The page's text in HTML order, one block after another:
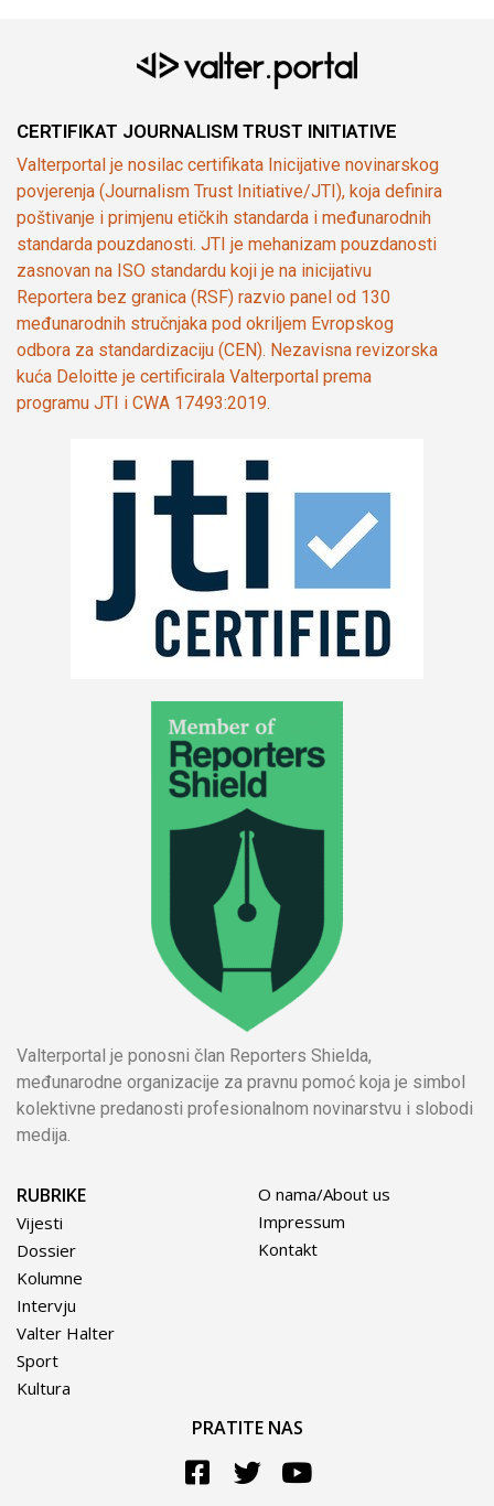
CERTIFIKAT JOURNALISM TRUST INITIATIVE
Valterportal je nosilac certifikata Inicijative novinarskog
povjerenja (Journalism Trust Initiative/JTI), koja definira
poštivanje i primjenu etičkih standarda i međunarodnih
standarda pouzdanosti. JTI je mehanizam pouzdanosti
zasnovan na ISO standardu koji je na inicijativu
Reportera bez granica (RSF) razvio panel od 130
međunarodnih stručnjaka pod okriljem Evropskog
odbora za standardizaciju (CEN). Nezavisna revizorska
kuća Deloitte je certificirala Valterportal prema
programu JTI i CWA 17493:2019.
Valterportal je ponosni član Reporters Shielda,
međunarodne organizacije za pravnu pomoć koja je simbol
kolektivne predanosti profesionalnom novinarstvu i slobodi
medija.
RUBRIKE
Vijesti
Dossier
Kolumne
Intervju
Valter Halter
Sport
Kultura
O nama/About us
Impressum
Kontakt
PRATITE NAS